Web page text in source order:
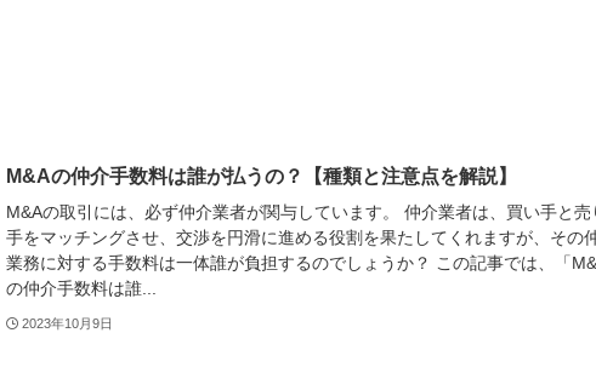
M&Aの仲介手数料は誰が払うの？【種類と注意点を解説】
M&Aの取引には、必ず仲介業者が関与しています。 仲介業者は、買い手と売
手をマッチングさせ、交渉を円滑に進める役割を果たしてくれますが、その
業務に対する手数料は一体誰が負担するのでしょうか？ この記事では、「
の仲介手数料は誰...
2023年10月9日